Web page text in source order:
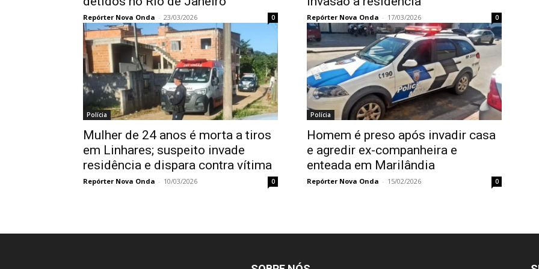
Repórter Nova Onda - 23/03/2026 0 Repórter Nova Onda - 17/03/2026 0
Polícia
Mulher de 24 anos é morta a tiros
em Linhares; suspeito invade
residência e dispara contra vítima
Repórter Nova Onda - 10/03/2026 0
Polícia
Homem é preso após invadir casa
e agredir ex-companheira e
enteada em Marilândia
Repórter Nova Onda - 15/02/2026 0